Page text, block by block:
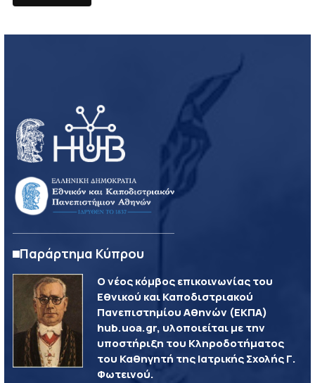
Παράρτημα Κύπρου
Ο νέος κόμβος επικοινωνίας του
Εθνικού και Καποδιστριακού
Πανεπιστημίου Αθηνών (ΕΚΠΑ)
hub.uoa.gr, υλοποιείται με την
υποστήριξη του Κληροδοτήματος
του Καθηγητή της Ιατρικής Σχολής Γ.
Φωτεινού.